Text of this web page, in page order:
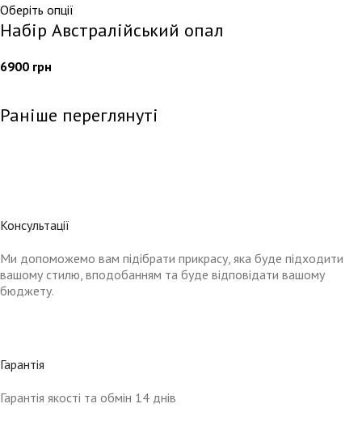
Оберіть опції
Набір Австралійський опал
6900 грн
Раніше переглянуті
Консультації
Ми допоможемо вам підібрати прикрасу, яка буде підходити
вашому стилю, вподобанням та буде відповідати вашому
бюджету.
Гарантія
Гарантія якості та обмін 14 днів